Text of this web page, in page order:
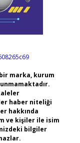
marka, kurum
haber niteliği
hakkında
ve kişiler ile isim
bilgiler